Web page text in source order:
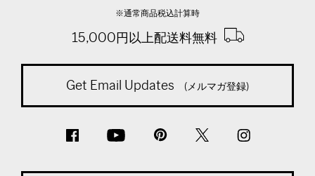
※通常商品税込計算時
15,000円以上配送料無料
Get Email Updates (メルマガ登録)